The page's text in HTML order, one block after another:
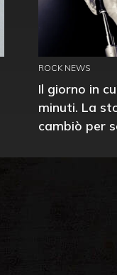
ROCK NEWS
Il giorno in
minuti. La
cambiò per